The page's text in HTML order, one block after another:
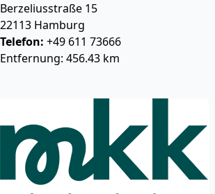
Berzeliusstraße 15
22113 Hamburg
Telefon: +49 611 73666
Entfernung: 456.43 km